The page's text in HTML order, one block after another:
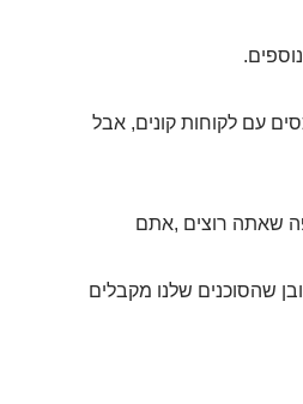
עם לקוחות קונים, אבל
שאתה רוצים ,אתם
שהסוכנים שלנו מקבלים